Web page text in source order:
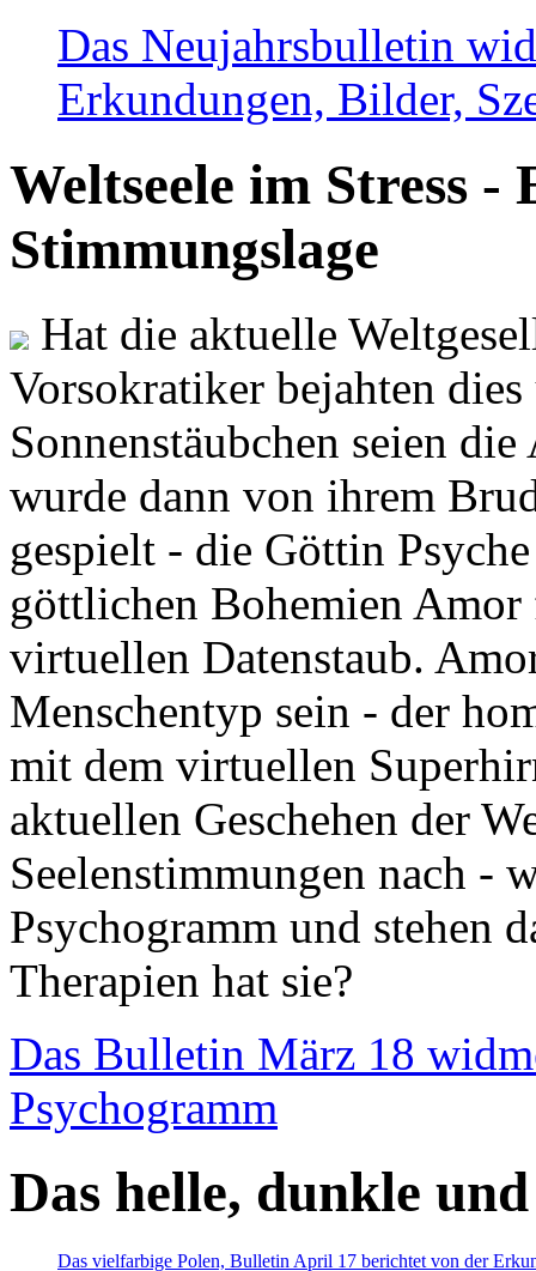
Das Neujahrsbulletin
Erkundungen, Bilder,
Weltseele im Stress -
Stimmungslage
Hat die aktuelle
Vorsokratiker bejahten
Sonnenstäubchen seien
wurde dann von ihrem
gespielt - die Göttin
göttlichen Bohemien
virtuellen Datenstaub.
Menschentyp sein - der
mit dem virtuellen
aktuellen Geschehen der
Seelenstimmungen nach -
Psychogramm und stehen
Therapien hat sie?
Das Bulletin März 18
Psychogramm
Das helle, dunkle
Das vielfarbige Polen, Bulletin April 17 berichtet von der